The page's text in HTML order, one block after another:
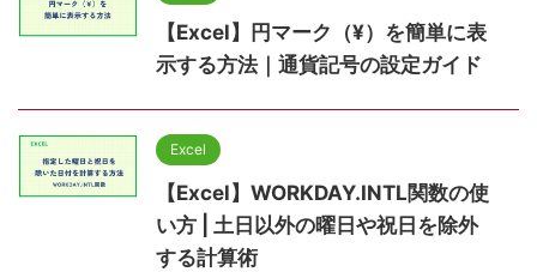
【Excel】円マーク（¥）を簡単に表
示する方法｜通貨記号の設定ガイド
Excel
【Excel】WORKDAY.INTL関数の使
い方 | 土日以外の曜日や祝日を除外
する計算術